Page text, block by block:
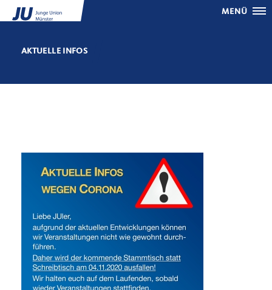
MENÜ
AKTUELLE INFOS